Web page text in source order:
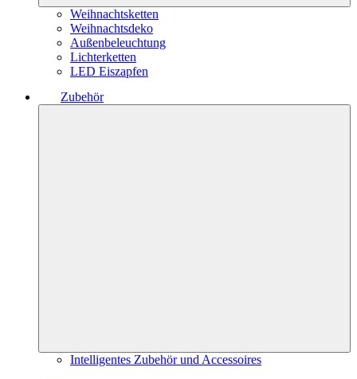
Weihnachtsketten
Weihnachtsdeko
Außenbeleuchtung
Lichterketten
LED Eiszapfen
Zubehör
Intelligentes Zubehör und Accessoires